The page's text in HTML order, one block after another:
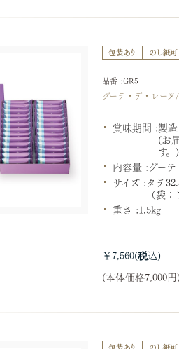
グーテ・デ・レー
品番 :GR5
賞味期間 :製
(お
す。)
内容量 :グー
サイズ :タテ
（袋
重さ :1.5kg
￥7,560
(本体価格7,000